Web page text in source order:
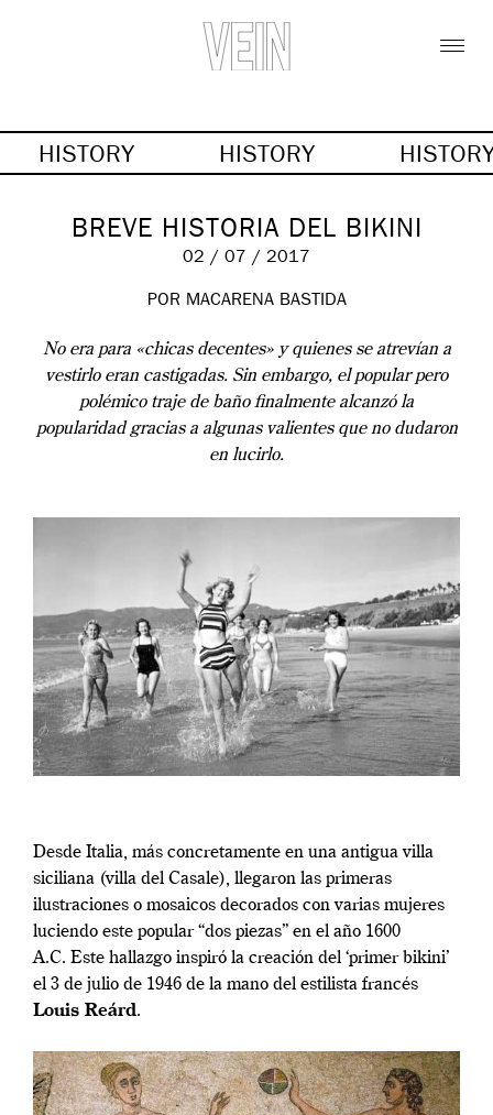
HISTORY HISTORY
BREVE HISTORIA DEL BIKINI
02 / 07 / 2017
POR MACARENA BASTIDA
No era para «chicas decentes» y quienes se atrevían a
vestirlo eran castigadas. Sin embargo, el popular pero
polémico traje de baño finalmente alcanzó la
popularidad gracias a algunas valientes que no dudaron
en lucirlo.
Desde Italia, más concretamente en una antigua villa
siciliana (villa del Casale), llegaron las primeras
ilustraciones o mosaicos decorados con varias mujeres
luciendo este popular “dos piezas” en el año 1600
A.C. Este hallazgo inspiró la creación del ‘primer bikini’
el 3 de julio de 1946 de la mano del estilista francés
Louis Reárd.